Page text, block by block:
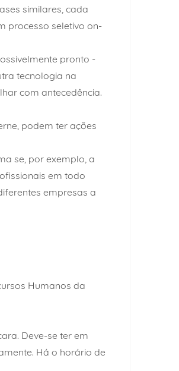
similares, cada
processo seletivo on-
pronto -
tecnologia na
com antecedência.
podem ter ações
se, por exemplo, a
em todo
empresas a
Humanos da
Deve-se ter em
Há o horário de